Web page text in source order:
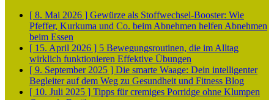
[ 8. Mai 2026 ] Gewürze als Stoffwechsel-Booster: Wie
Pfeffer, Kurkuma und Co. beim Abnehmen helfen Abnehmen
beim Essen
[ 15. April 2026 ] 5 Bewegungsroutinen, die im Alltag
wirklich funktionieren Effektive Übungen
[ 9. September 2025 ] Die smarte Waage: Dein intelligenter
Begleiter auf dem Weg zu Gesundheit und Fitness Blog
[ 10. Juli 2025 ] Tipps für cremiges Porridge ohne Klumpen